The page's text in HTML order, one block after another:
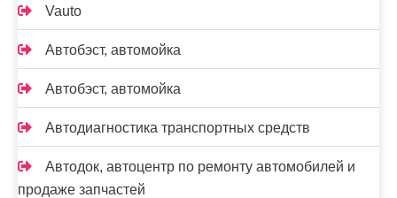
Vauto
Автобэст, автомойка
Автобэст, автомойка
Автодиагностика транспортных средств
Автодок, автоцентр по ремонту автомобилей и
продаже запчастей